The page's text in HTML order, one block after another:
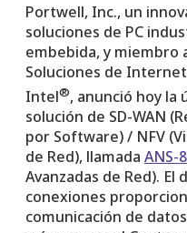
Portwell, Inc., un
soluciones de PC
embebida, y miembro
Soluciones de
Intel®, anunció hoy la
solución de SD-WAN
por Software) / NFV
de Red), llamada ANS-
Avanzadas de Red). El
conexiones
comunicación de